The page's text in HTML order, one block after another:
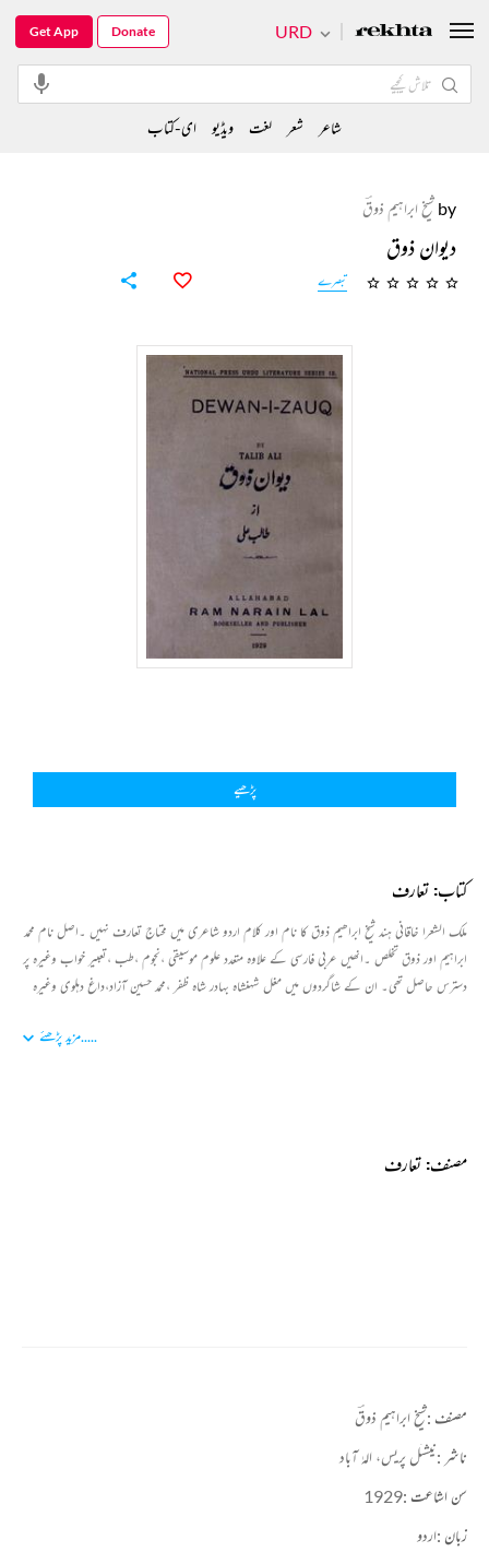
by شیخ ابراہیم ذوقؔ
دیوان ذوق
تبصرے
پڑھیے
کتاب: تعارف
ملک الشعرا خاقانی ہند شیخ ابراھیم ذوق کا نام اور کلام اردو شاعری میں محتاج تعارف نہیں ۔اصل نام محمد
ابراہیم اور ذوق تخلص ۔انھیں عربی فارسی کے علاوہ متعدد علوم موسیقی ،نجوم ،طب ،تعبیر خواب وغیرہ پر
دسترس حاصل تھی۔ ان کے شاگردوں میں مغل شہنشاہ بہادر شاہ ظفر ،محمد حسین آزاد،داغ دہلوی وغیرہ
ہوجاتی ہے۔ ایک ایسے قادرالکلام شاعر ،جن کا کلام بندش مضمون ،درستی الفاظ ،مناسب تشبیہات
محاورات کو منظوم کیاہے۔ ان کے کلام میں حسن و عشق اورتصوف جیسے موضوعات بھی ملتے ہیں۔ زیر نظر
.....مزید پڑھئے
مصنف: تعارف
مصنف :شیخ ابراہیم ذوقؔ
ناشر :نیشنل پریس، الہٰ آباد
سن اشاعت :1929
زبان :اردو
URD
Get App Donate
شاعر شعر لغت ویڈیو ای-کتاب